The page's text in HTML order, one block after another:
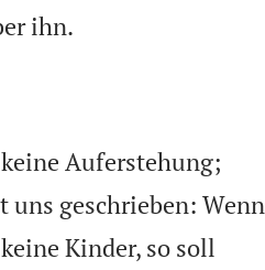
ihn.
keine Auferstehung;
uns geschrieben: Wenn
Kinder, so soll